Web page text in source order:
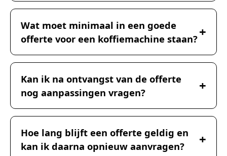
Wat moet minimaal in een goede
offerte voor een koffiemachine staan?
Kan ik na ontvangst van de offerte
nog aanpassingen vragen?
Hoe lang blijft een offerte geldig en
kan ik daarna opnieuw aanvragen?